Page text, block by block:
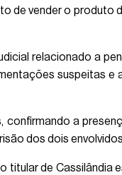
de vender o produto
relacionado a
suspeitas e
a
dos dois
de Cassilândia